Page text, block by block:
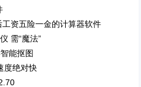
资五险一金的计算器软件
需“魔法”
能抠图
度绝对快